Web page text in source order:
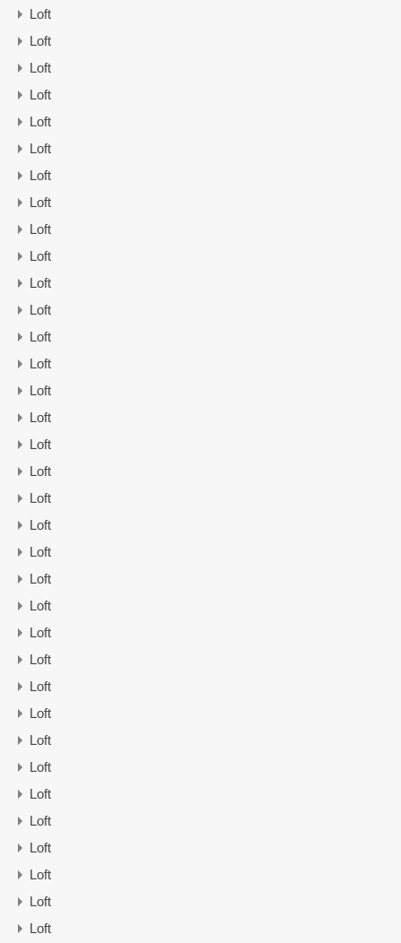
Loft
Loft
Loft
Loft
Loft
Loft
Loft
Loft
Loft
Loft
Loft
Loft
Loft
Loft
Loft
Loft
Loft
Loft
Loft
Loft
Loft
Loft
Loft
Loft
Loft
Loft
Loft
Loft
Loft
Loft
Loft
Loft
Loft
Loft
Loft